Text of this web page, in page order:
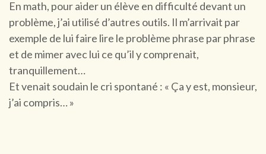
En math, pour aider un élève en difficulté devant un
problème, j’ai utilisé d’autres outils. Il m’arrivait par
exemple de lui faire lire le problème phrase par phrase
et de mimer avec lui ce qu’il y comprenait,
tranquillement…
Et venait soudain le cri spontané : « Ça y est, monsieur,
j’ai compris… »